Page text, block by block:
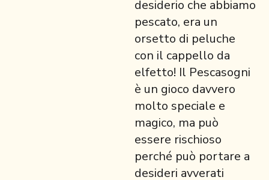
desiderio che abbiamo
pescato, era un
orsetto di peluche
con il cappello da
elfetto! Il Pescasogni
è un gioco davvero
molto speciale e
magico, ma può
essere rischioso
perché può portare a
desideri avverati